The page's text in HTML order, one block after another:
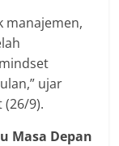
manajemen,
ujar
(26/9).
Masa Depan